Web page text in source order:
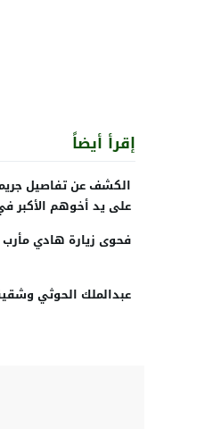
إقرأ أيضاً
الكشف عن تفاصيل
على يد أخوهم الأكبر
فحوى زيارة هادي مأرب
عبدالملك الحوثي